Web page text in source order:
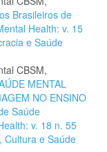
Brasileiros de
Health: v. 15
e Saúde
CBSM,
MENTAL
NO ENSINO
Saúde
v. 18 n. 55
Cultura e Saúde